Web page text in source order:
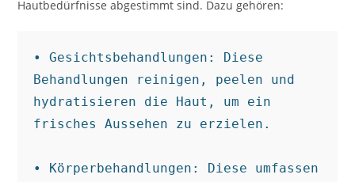
Hautbedürfnisse abgestimmt sind. Dazu gehören:
• Gesichtsbehandlungen: Diese
Behandlungen reinigen, peelen und
hydratisieren die Haut, um ein
frisches Aussehen zu erzielen.
• Körperbehandlungen: Diese umfassen